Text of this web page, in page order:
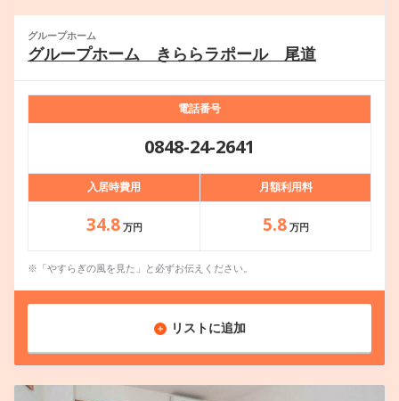
グループホーム
グループホーム きららラポール 尾道
電話番号
0848-24-2641
入居時費用 月額利用料
34.8 万円 5.8 万円
※「やすらぎの風を見た」と必ずお伝えください。
リストに追加